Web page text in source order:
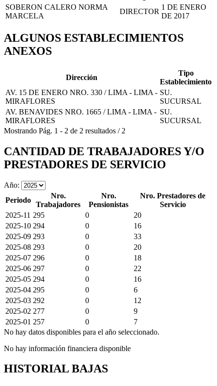
SOBERON CALERO NORMA
MARCELA
DIRECTOR
1 DE ENERO
DE 2017
ALGUNOS ESTABLECIMIENTOS
ANEXOS
Dirección
Tipo
Establecimiento
AV. 15 DE ENERO NRO. 330 / LIMA - LIMA -
MIRAFLORES
SU.
SUCURSAL
AV. BENAVIDES NRO. 1665 / LIMA - LIMA -
MIRAFLORES
SU.
SUCURSAL
Mostrando Pág. 1 - 2 de 2 resultados / 2
CANTIDAD DE TRABAJADORES Y/O
PRESTADORES DE SERVICIO
Año:
Periodo
Nro.
Trabajadores
Nro.
Pensionistas
Nro. Prestadores de
Servicio
2025-11 295 0
20
2025-10 294 0
16
2025-09 293 0
33
2025-08 293 0
20
2025-07 296 0
18
2025-06 297 0
22
2025-05 294 0
16
2025-04 295 0
6
2025-03 292 0
12
2025-02 277 0
9
2025-01 257 0
7
No hay datos disponibles para el año seleccionado.
No hay información financiera disponible
HISTORIAL BAJAS